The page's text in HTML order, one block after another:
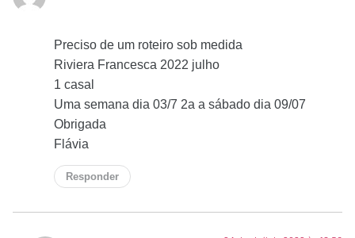
Preciso de um roteiro sob medida
Riviera Francesca 2022 julho
1 casal
Uma semana dia 03/7 2a a sábado dia 09/07
Obrigada
Flávia
Responder